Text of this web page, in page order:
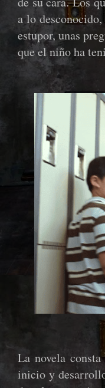
a lo
estupor, unas
que el niño ha
La novela
inicio y